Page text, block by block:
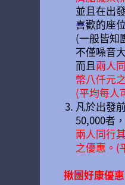
並且在出
喜歡的座位
(一般皆知
不僅噪音
而且兩人
幣八仟元
(平均每人
凡於出發
50,000者，
兩人同行
之優惠。(
揪團好康優